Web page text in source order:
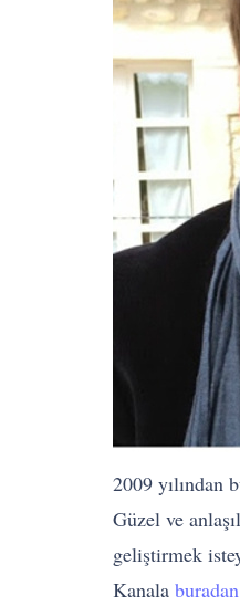
2009 yılından
Güzel ve
geliştirmek
Kanala buradan